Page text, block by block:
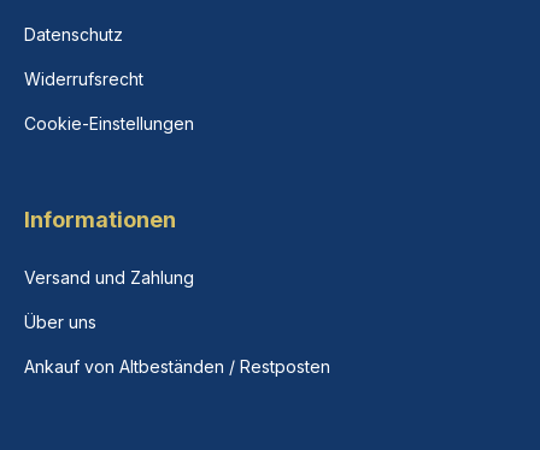
Datenschutz
Widerrufsrecht
Cookie-Einstellungen
Informationen
Versand und Zahlung
Über uns
Ankauf von Altbeständen / Restposten